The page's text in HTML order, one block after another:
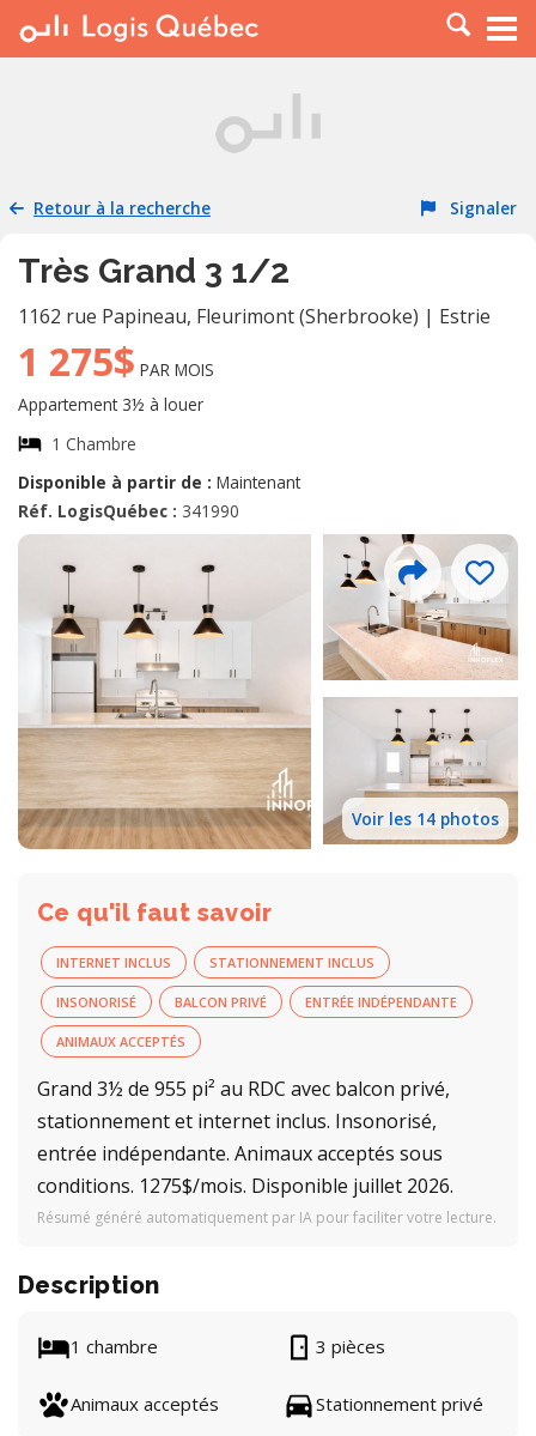
À LOUER
PLACER UNE ANNONCE
RESSOURCES
Retour à la recherche Signaler
Très Grand 3 1/2
1162 rue Papineau, Fleurimont (Sherbrooke) | Estrie
1 275$ PAR MOIS
Appartement 3½ à louer
1 Chambre
Disponible à partir de : Maintenant
Réf. LogisQuébec : 341990
Voir les 14 photos
Ce qu'il faut savoir
INTERNET INCLUS STATIONNEMENT INCLUS
INSONORISÉ BALCON PRIVÉ ENTRÉE INDÉPENDANTE
ANIMAUX ACCEPTÉS
Grand 3½ de 955 pi² au RDC avec balcon privé,
stationnement et internet inclus. Insonorisé,
entrée indépendante. Animaux acceptés sous
conditions. 1275$/mois. Disponible juillet 2026.
Résumé généré automatiquement par IA pour faciliter votre lecture.
Description
1 chambre 3 pièces
Animaux acceptés Stationnement privé